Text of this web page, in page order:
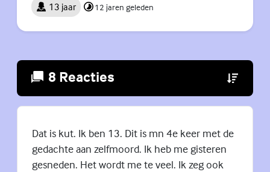
13 jaar 12 jaren geleden
8 Reacties (Externe
Dat is kut. Ik ben 13. Dit is mn 4e keer met de
gedachte aan zelfmoord. Ik heb me gisteren
gesneden. Het wordt me te veel. Ik zeg ook